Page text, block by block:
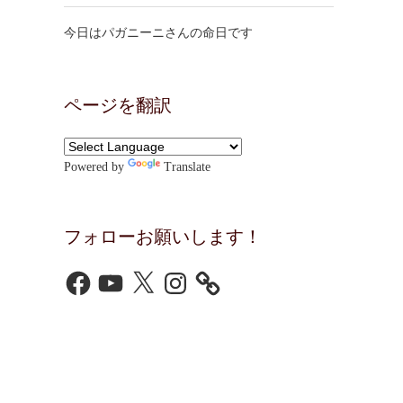
今日はパガニーニさんの命日です
ページを翻訳
Powered by Translate
フォローお願いします！
FacebookYouTube
X Instagram